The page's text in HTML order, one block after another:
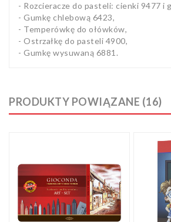
- Rozcieracze do pasteli: cienki 9477 i
- Gumkę chlebową 6423,
- Temperówkę do ołówków,
- Ostrzałkę do pasteli 4900,
- Gumkę wysuwaną 6881.
PRODUKTY POWIĄZANE (16)